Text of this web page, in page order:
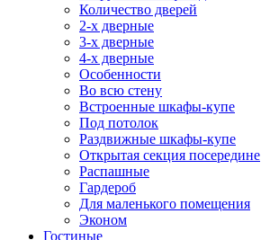
Количество дверей
2-х дверные
3-х дверные
4-х дверные
Особенности
Во всю стену
Встроенные шкафы-купе
Под потолок
Раздвижные шкафы-купе
Открытая секция посередине
Распашные
Гардероб
Для маленького помещения
Эконом
Гостиные